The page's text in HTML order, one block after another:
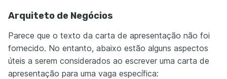
Arquiteto de Negócios
Parece que o texto da carta de apresentação não foi
fornecido. No entanto, abaixo estão alguns aspectos
úteis a serem considerados ao escrever uma carta de
apresentação para uma vaga específica: